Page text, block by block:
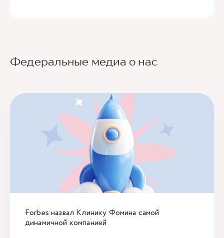
Федеральные медиа о нас
Forbes назвал Клинику Фомина самой
динамичной компанией